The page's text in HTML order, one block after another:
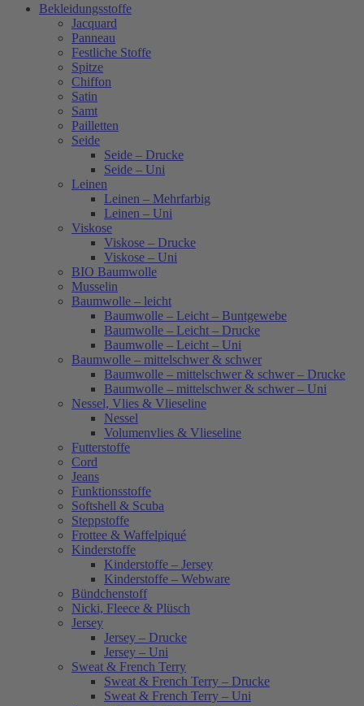
Bekleidungsstoffe
Jacquard
Panneau
Festliche Stoffe
Spitze
Chiffon
Satin
Samt
Pailletten
Seide
Seide – Drucke
Seide – Uni
Leinen
Leinen – Mehrfarbig
Leinen – Uni
Viskose
Viskose – Drucke
Viskose – Uni
BIO Baumwolle
Musselin
Baumwolle – leicht
Baumwolle – Leicht – Buntgewebe
Baumwolle – Leicht – Drucke
Baumwolle – Leicht – Uni
Baumwolle – mittelschwer & schwer
Baumwolle – mittelschwer & schwer – Drucke
Baumwolle – mittelschwer & schwer – Uni
Nessel, Vlies & Vlieseline
Nessel
Volumenvlies & Vlieseline
Futterstoffe
Cord
Jeans
Funktionsstoffe
Softshell & Scuba
Steppstoffe
Frottee & Waffelpiqué
Kinderstoffe
Kinderstoffe – Jersey
Kinderstoffe – Webware
Bündchenstoff
Nicki, Fleece & Plüsch
Jersey
Jersey – Drucke
Jersey – Uni
Sweat & French Terry
Sweat & French Terry – Drucke
Sweat & French Terry – Uni